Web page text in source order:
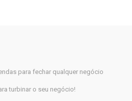
para fechar qualquer negócio
turbinar o seu negócio!